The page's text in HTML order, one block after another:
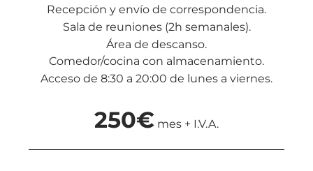
Recepción y envío de correspondencia.
Sala de reuniones (2h semanales).
Área de descanso.
Comedor/cocina con almacenamiento.
Acceso de 8:30 a 20:00 de lunes a viernes.
250€ mes + I.V.A.